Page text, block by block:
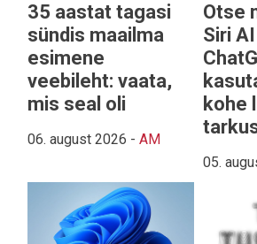
35 aastat tagasi
sündis maailma
esimene
veebileht: vaata,
mis seal oli
06. august 2026 - AM
Otse
Siri
kohe
05.